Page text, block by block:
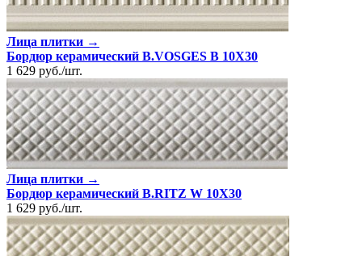
Лица плитки →
Бордюр керамический B.VOSGES B 10X30
1 629 руб./шт.
Лица плитки →
Бордюр керамический B.RITZ W 10X30
1 629 руб./шт.